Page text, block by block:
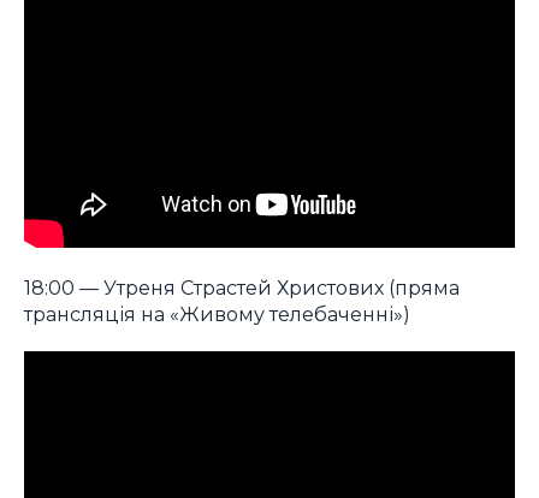
18:00 — Утреня Страстей Христових (пряма
трансляція на «Живому телебаченні»)